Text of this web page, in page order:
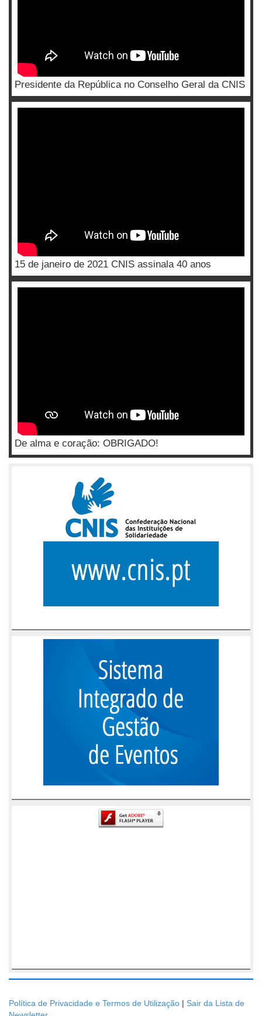
Presidente da República no Conselho Geral da CNIS
15 de janeiro de 2021 CNIS assinala 40 anos
De alma e coração: OBRIGADO!
Política de Privacidade e Termos de Utilização | Sair da Lista de